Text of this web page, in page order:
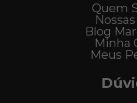
Quem
Blog
Minha
Meus